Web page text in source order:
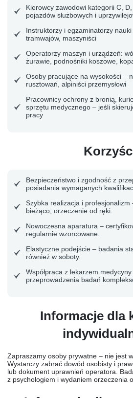
Kierowcy zawodowi kategorii C,
pojazdów służbowych i
Instruktorzy i egzaminatorzy
tramwajów, maszyniści
Operatorzy maszyn i urządzeń:
żurawie, podnośniki koszowe,
Osoby pracujące na wysokości –
rusztowań, alpiniści przemysłowi
Pracownicy ochrony z bronią,
sprzętu medycznego – jeśli
pracy
Bezpieczeństwo i zgodność z
posiadania wymaganych
Szybka realizacja i profesjonalizm
bieżąco, orzeczenie od ręki.
Nowoczesna aparatura –
regularnie wzorcowane.
Elastyczne podejście – badania
również w soboty.
Współpraca z lekarzem
przeprowadzenia badań
Informacje dla
Zapraszamy osoby prywatne – nie jest
Wystarczy zabrać dowód osobisty i
lub dokument uprawnień operatora.
z psychologiem i wydaniem orzeczenia